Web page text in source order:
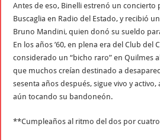
Antes de eso, Binelli estrenó un concierto
Buscaglia en Radio del Estado, y recibió
Bruno Mandini, quien donó su sueldo
En los años ’60, en plena era del Club del
considerado un “bicho raro” en Quilmes
que muchos creían destinado a
sesenta años después, sigue vivo y
aún tocando su bandoneón.
**Cumpleaños al ritmo del dos por